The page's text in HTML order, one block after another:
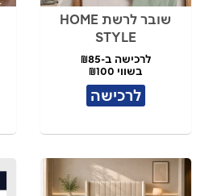
שובר לרשת HOME
STYLE
לרכישה ב-₪85
בשווי ₪100
לרכישה